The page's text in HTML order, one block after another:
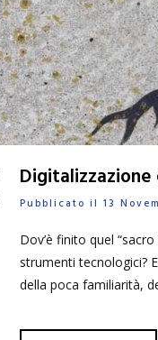
Pubblicato il 13
Dov’è finito quel
strumenti tecnologici?
della poca familiarità,